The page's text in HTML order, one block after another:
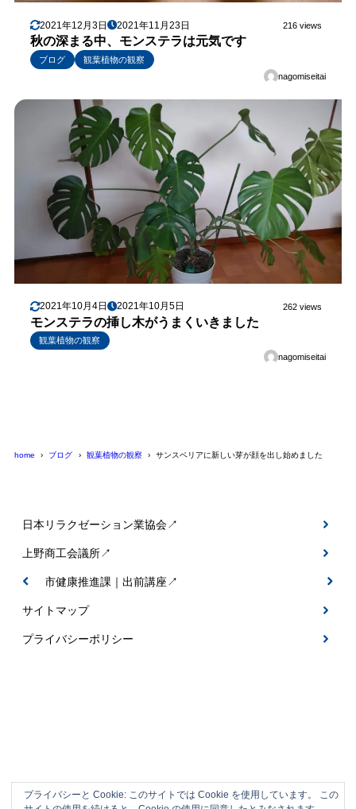
2021年12月3日 2021年11月23日 216 views
秋の深まる中、モンステラは元気です
ブログ
観葉植物の観察
nagomiseitai
2021年10月4日 2021年10月5日 262 views
モンステラの挿し木がうまくいきました
観葉植物の観察
nagomiseitai
home ブログ 観葉植物の観察 サンスベリアに新しい芽が顔を出し始めました
日本リラクゼーション業協会↗
上野商工会議所↗
伊賀市健康推進課｜出前講座↗
サイトマップ
プライバシーポリシー
プライバシーと Cookie: このサイトでは Cookie を使用しています。 この